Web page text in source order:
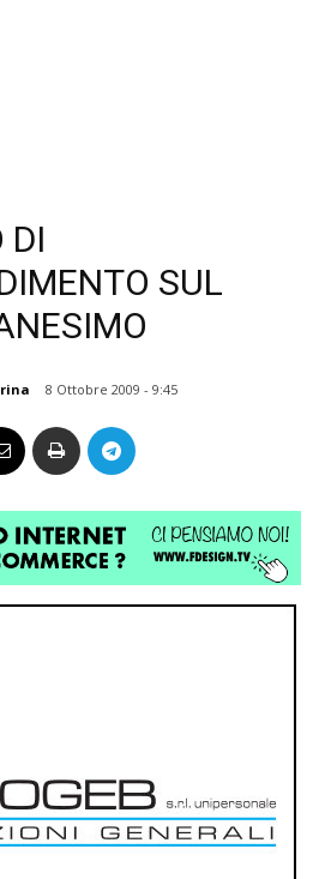
DI
SUL
8 Ottobre 2009 - 9:45